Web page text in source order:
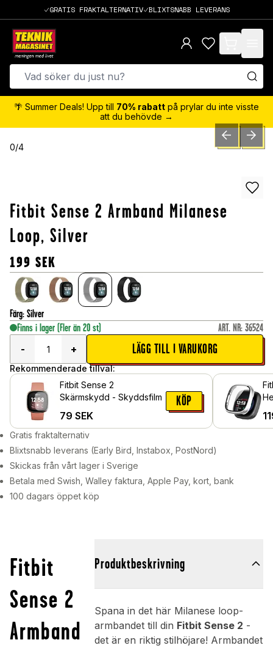
GRATIS FRAKTALTERNATIV BLIXTSNABB LEVERANS
items in cart,
🌴 Summer Deals! Upp till 70% rabatt på prylar du inte visste
att du behövde →
0/4 PREVIOUSNEXT
Fitbit Sense 2 Armband Milanese
Loop, Silver
199 SEK
Färg: Silver
Finns i lager (Fler än 20 st) ART. NR: 36524
-
+ LÄGG TILL I VARUKORG
Rekommenderade tillval:
Fitbit Sense 2
Skärmskydd - Skyddsfilm
79 SEK
KÖP
Gratis fraktalternativ
Blixtsnabb leverans (Early Bird, Instabox, PostNord)
Skickas från vårt lager i Sverige
Betala med Swish, Walley faktura, Apple Pay, kort, bank
100 dagars öppet köp
Fitbit
Sense 2
Armband
Produktbeskrivning
Spana in det här Milanese loop-
armbandet till din Fitbit Sense 2 -
det är en riktig stilhöjare! Armbandet